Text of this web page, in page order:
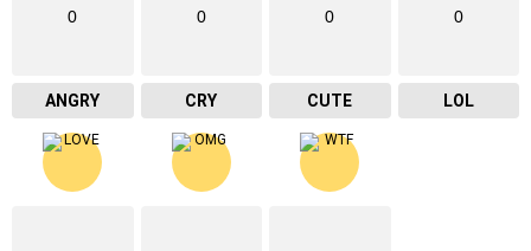
0
ANGRY
0
CRY
0
CUTE
0
LOL